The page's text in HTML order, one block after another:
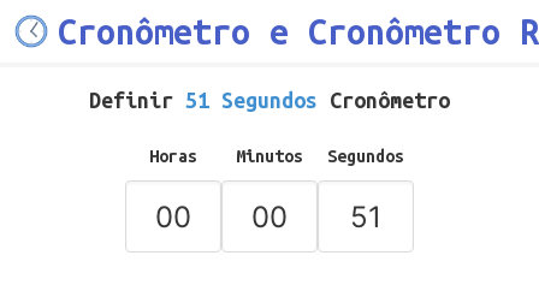
Cronômetro e Cronômetro
Definir 51 Segundos Cronômetro
Horas Minutos Segundos